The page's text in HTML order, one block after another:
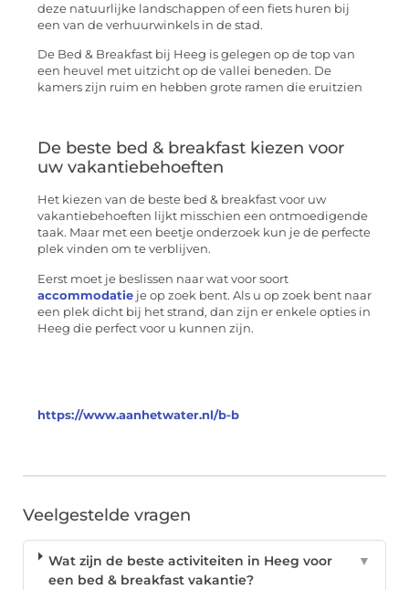
deze natuurlijke landschappen of een fiets huren bij
een van de verhuurwinkels in de stad.
De Bed & Breakfast bij Heeg is gelegen op de top van
een heuvel met uitzicht op de vallei beneden. De
kamers zijn ruim en hebben grote ramen die eruitzien
De beste bed & breakfast kiezen voor
uw vakantiebehoeften
Het kiezen van de beste bed & breakfast voor uw
vakantiebehoeften lijkt misschien een ontmoedigende
taak. Maar met een beetje onderzoek kun je de perfecte
plek vinden om te verblijven.
Eerst moet je beslissen naar wat voor soort
accommodatie je op zoek bent. Als u op zoek bent naar
een plek dicht bij het strand, dan zijn er enkele opties in
Heeg die perfect voor u kunnen zijn.
https://www.aanhetwater.nl/b-b
Veelgestelde vragen
Wat zijn de beste activiteiten in Heeg voor
een bed & breakfast vakantie?
▼